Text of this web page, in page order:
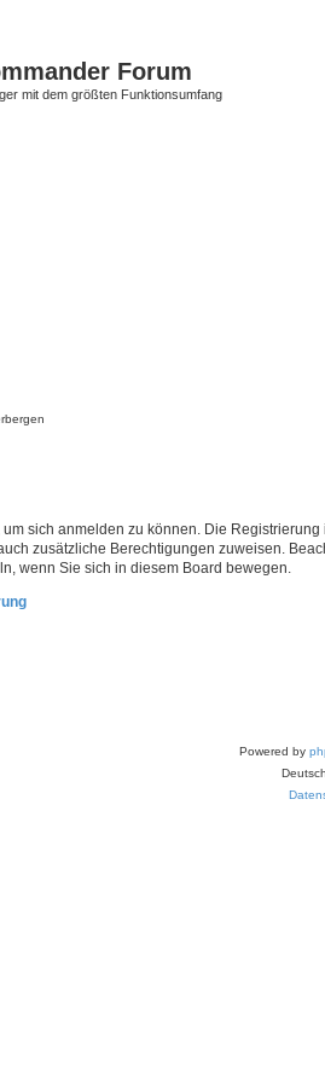
Forum
mit dem größten Funktionsumfang
sich anmelden zu können. Die
zusätzliche Berechtigungen zuweisen.
wenn Sie sich in diesem Board bewegen.
Powered by